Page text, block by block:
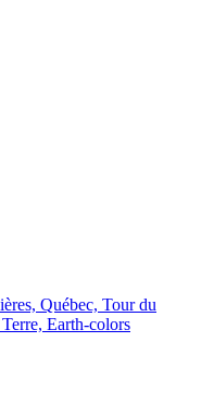
Québec, Tour du
Earth-colors